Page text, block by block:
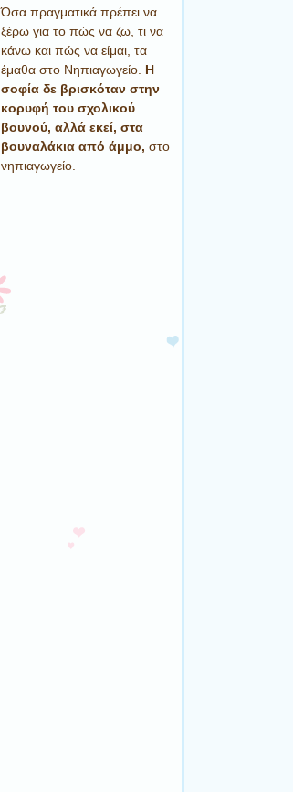
Όσα πραγματικά πρέπει να
ξέρω για το πώς να ζω, τι να
κάνω και πώς να είμαι, τα
έμαθα στο Νηπιαγωγείο. Η
σοφία δε βρισκόταν στην
κορυφή του σχολικού
βουνού, αλλά εκεί, στα
βουναλάκια από άμμο, στο
νηπιαγωγείο.